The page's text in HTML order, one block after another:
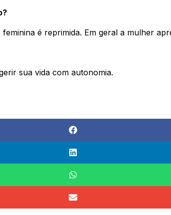
é reprimida. Em geral a mulher
sua vida com autonomia.